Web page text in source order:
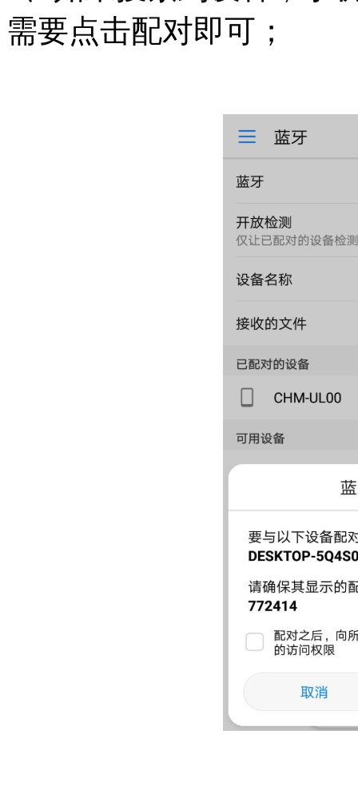
需要点击配对即可；